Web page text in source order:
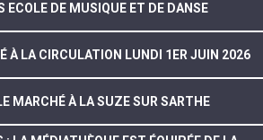
ECOLE DE MUSIQUE ET DE DANSE
À LA CIRCULATION LUNDI 1ER JUIN 2026
MARCHÉ À LA SUZE SUR SARTHE